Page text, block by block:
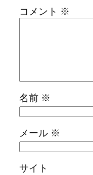
コメント ※
名前 ※
メール ※
サイト